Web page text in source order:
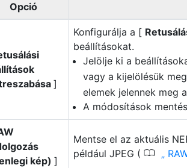
Opció
]
Konfigurálja a [
beállításokat.
Jelölje ki a
vagy a kijelölésük
elemek jelennek meg
A módosítások
kép) ]
Mentse el az aktuális
például JPEG ( 0